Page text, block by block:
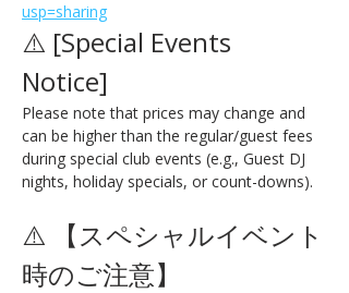
usp=sharing
⚠️ [Special Events
Notice]
Please note that prices may change and
can be higher than the regular/guest fees
during special club events (e.g., Guest DJ
nights, holiday specials, or count-downs).
⚠️ 【スペシャルイベント
時のご注意】